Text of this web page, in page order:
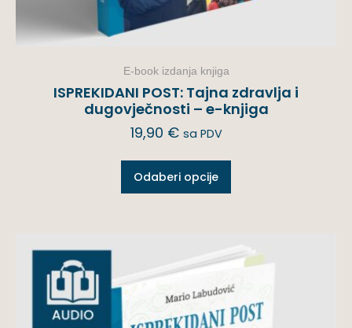
E-book izdanja knjiga
ISPREKIDANI POST: Tajna zdravlja i
dugovječnosti – e-knjiga
19,90 € sa PDV
Odaberi opcije